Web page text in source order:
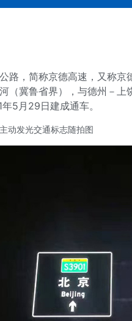
路，简称京德高速，又称
（冀鲁省界），与德州－
5月29日建成通车。
动发光交通标志随拍图